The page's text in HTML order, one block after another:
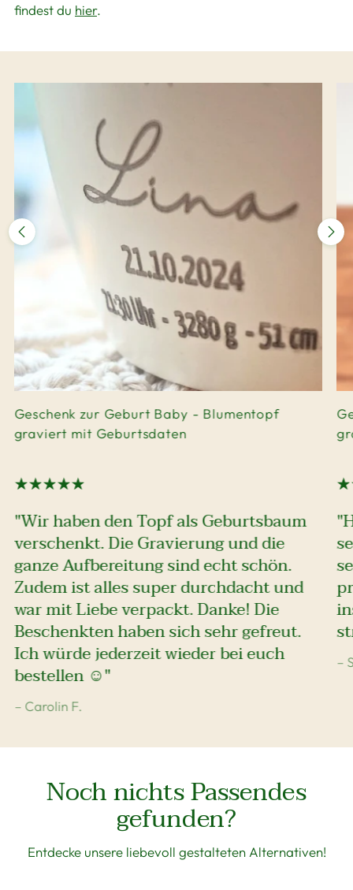
findest du hier.
"Wir haben den Topf als Geburtsbaum
verschenkt. Die Gravierung und die
ganze Aufbereitung sind echt schön.
Zudem ist alles super durchdacht und
war mit Liebe verpackt. Danke! Die
Beschenkten haben sich sehr gefreut.
Ich würde jederzeit wieder bei euch
bestellen ☺️"
– Carolin F.
Geschenk zur Geburt Baby - Blumentopf
graviert mit Geburtsdaten
–
Noch nichts Passendes
gefunden?
Entdecke unsere liebevoll gestalteten Alternativen!